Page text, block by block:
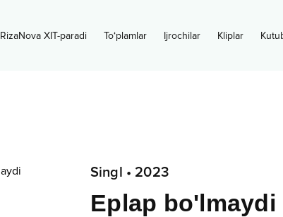
RizaNova XIT-paradi To‘plamlar Ijrochilar Kliplar
Singl • 2023
Eplap bo'lmaydi